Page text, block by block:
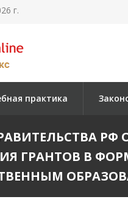
г.
практика
РФ
ГРАНТОВ В